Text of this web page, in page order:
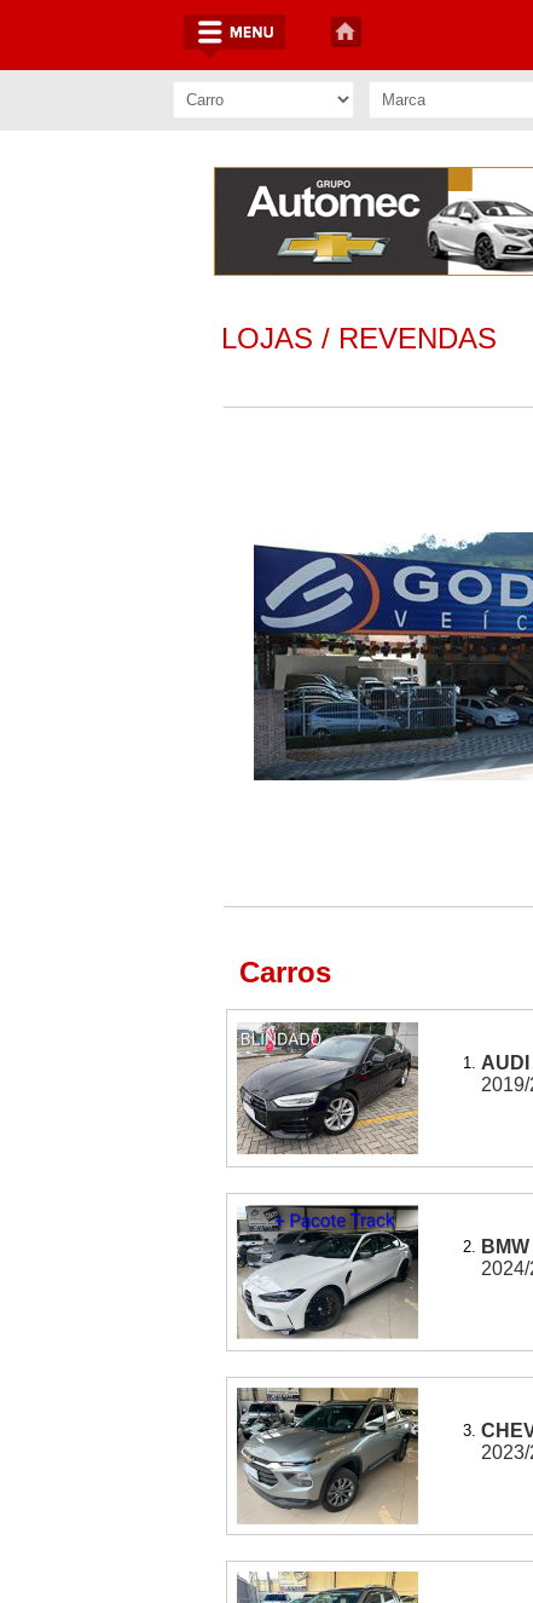
LOJAS / REVENDAS
Carros
1. AUDI
2.
3.